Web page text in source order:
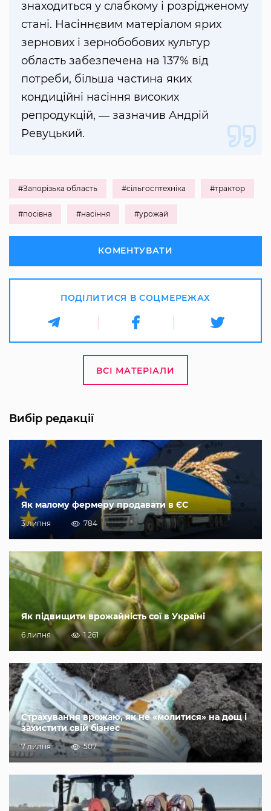
знаходиться у слабкому і розрідженому
стані. Насіннєвим матеріалом ярих
зернових і зернобобових культур
область забезпечена на 137% від
потреби, більша частина яких
кондиційні насіння високих
репродукцій, ― зазначив Андрій
Ревуцький.
#Запорізька область #сільгосптехніка #трактор
#посівна #насіння #урожай
КОМЕНТУВАТИ
ПОДІЛИТИСЯ В СОЦМЕРЕЖАХ
ВСІ МАТЕРІАЛИ
Вибір редакції
Як малому фермеру продавати в ЄС
3 липня 784
Як підвищити врожайність сої в Україні
6 липня 1 261
Страхування врожаю, як не «молитися» на дощ і
захистити свій бізнес
7 липня 507